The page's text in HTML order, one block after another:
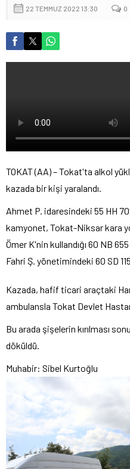
22 TEMMUZ 2022 13:30 0
TOKAT (AA) – Tokat'ta alkol
kazada bir kişi yaralandı.
Ahmet P. idaresindeki 55 HH
kamyonet, Tokat-Niksar kara
Ömer K'nin kullandığı 60 NB
Fahri Ş. yönetimindeki 60 SD
Kazada, hafif ticari araçtaki
ambulansla Tokat Devlet
Bu arada şişelerin kırılması
döküldü.
Muhabir: Sibel Kurtoğlu